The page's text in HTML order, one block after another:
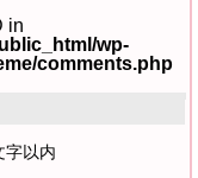
in
wp-
comments.php
字以内